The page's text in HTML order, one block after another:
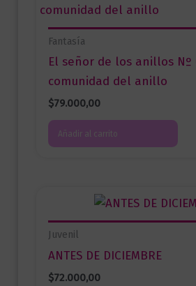
Fantasía
El señor de los anillos
comunidad del anillo
$79.000,00
Añadir al carrito
Juvenil
ANTES DE DICIEMBRE
$72.000,00